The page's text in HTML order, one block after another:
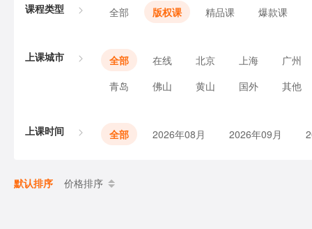
课程类型 全部 版权课 精品课 爆款课
上课城市 全部 在线 北京 上海
广州
青岛
佛山 黄山 国外 其他
上课时间 全部 2026年08月 2026年09月
默认排序 价格排序